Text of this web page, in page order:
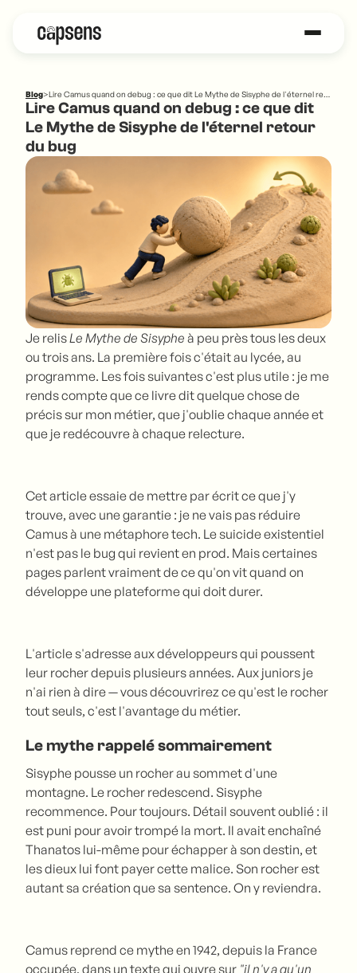
Blog> Lire Camus quand on debug : ce que dit Le Mythe de Sisyphe de l'éternel retour du bug
Lire Camus quand on debug : ce que dit
Le Mythe de Sisyphe de l'éternel retour
du bug
Je relisLe Mythe de Sisyphe à peu près tous les deux
ou trois ans. La première fois c'était au lycée, au
programme. Les fois suivantes c'est plus utile : je me
rends compte que ce livre dit quelque chose de
précis sur mon métier, que j'oublie chaque année et
que je redécouvre à chaque relecture.
Cet article essaie de mettre par écrit ce que j'y
trouve, avec une garantie : je ne vais pas réduire
Camus à une métaphore tech. Le suicide existentiel
n'est pas le bug qui revient en prod. Mais certaines
pages parlent vraiment de ce qu'on vit quand on
développe une plateforme qui doit durer.
L'article s'adresse aux développeurs qui poussent
leur rocher depuis plusieurs années. Aux juniors je
n'ai rien à dire — vous découvrirez ce qu'est le rocher
tout seuls, c'est l'avantage du métier.
Le mythe rappelé sommairement
Sisyphe pousse un rocher au sommet d'une
montagne. Le rocher redescend. Sisyphe
recommence. Pour toujours. Détail souvent oublié : il
est puni pour avoir trompé la mort. Il avait enchaîné
Thanatos lui-même pour échapper à son destin, et
les dieux lui font payer cette malice. Son rocher est
autant sa création que sa sentence. On y reviendra.
Camus reprend ce mythe en 1942, depuis la France
occupée, dans un texte qui ouvre sur "il n'y a qu'un